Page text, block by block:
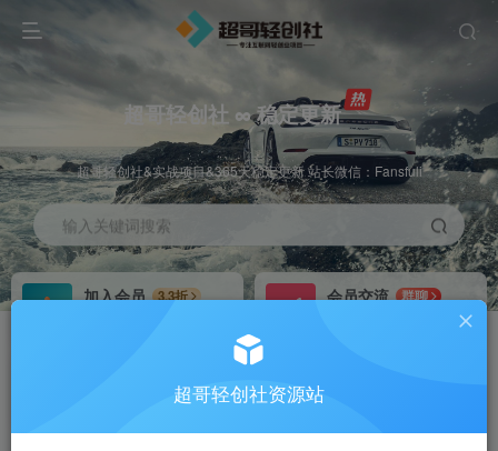
超哥轻创社 ∞ 稳定更新
超哥轻创社&实战项目&365天稳定更新 站长微信：Fansfuli
输入关键词搜索
加入会员
3.3折
会员交流
群聊
推广返佣高达70%超哥轻创社资源站